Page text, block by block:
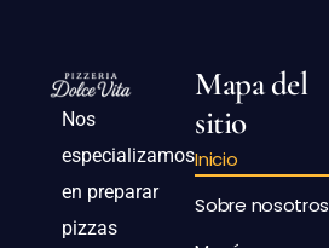
Nos
especializamos
en preparar
pizzas
Mapa del
sitio
Inicio
Sobre nosotros